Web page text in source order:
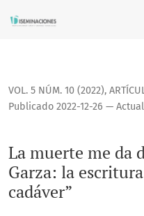
La muerte me da de
VOL. 5 NÚM. 10 (2022),
La muerte me da
Garza: la
cadáver”
Publicado 2022-12-26 —